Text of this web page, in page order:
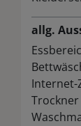
allg.
Internet-
Trockner